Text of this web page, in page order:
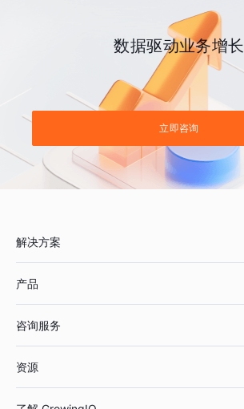
数据驱动业务增长
立即咨询
解决方案
鞋服行业
产品
咨询服务
资源